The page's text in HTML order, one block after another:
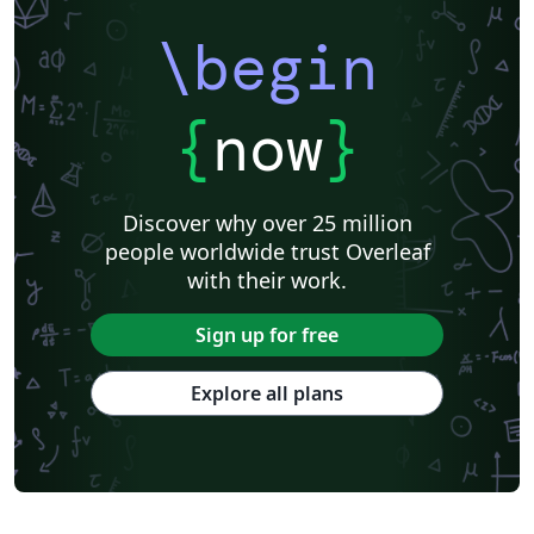
\begin
{now}
Discover why over 25 million
people worldwide trust Overleaf
with their work.
Sign up for free
Explore all plans